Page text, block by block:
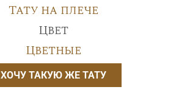
Тату на плече
Цвет
Цветные
ХОЧУ ТАКУЮ ЖЕ ТАТУ